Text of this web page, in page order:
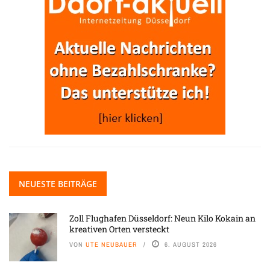
NEUESTE BEITRÄGE
Zoll Flughafen Düsseldorf: Neun Kilo Kokain an
kreativen Orten versteckt
VON UTE NEUBAUER 6. AUGUST 2026